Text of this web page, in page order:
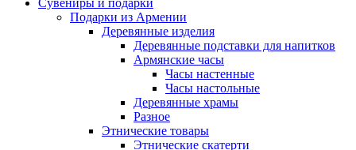
Сувениры и подарки
Подарки из Армении
Деревянные изделия
Деревянные подставки для напитков
Армянские часы
Часы настенные
Часы настольные
Деревянные храмы
Разное
Этнические товары
Этнические скатерти